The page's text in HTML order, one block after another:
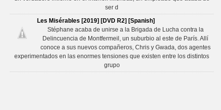
ser d
Les Misérables [2019] [DVD R2] [Spanish]
Stéphane acaba de unirse a la Brigada de Lucha contra la
Delincuencia de Montfermeil, un suburbio al este de París. Allí
conoce a sus nuevos compañeros, Chris y Gwada, dos agentes
experimentados en las enormes tensiones que existen entre los distintos
grupo